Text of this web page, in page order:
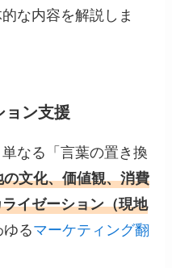
な内容を解説しま
ョン支援
なる「言葉の置き換
の文化、価値観、消費
イゼーション（現地
るマーケティング翻